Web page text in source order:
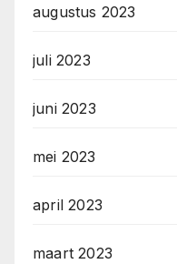
augustus 2023
juli 2023
juni 2023
mei 2023
april 2023
maart 2023